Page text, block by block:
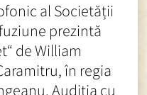
al Societății
prezintă
de William
în regia
Audiția cu